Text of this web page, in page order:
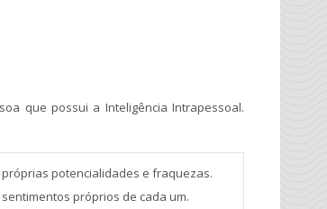
que possui a Inteligência Intrapessoal.
potencialidades e fraquezas.
próprios de cada um.